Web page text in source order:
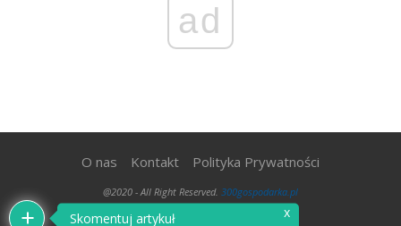
ad
O nas Kontakt Polityka Prywatności
@2020 - All Right Reserved. 300gospodarka.pl
Skomentuj artykuł x